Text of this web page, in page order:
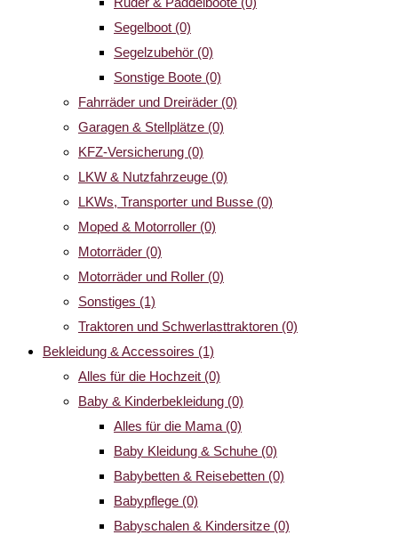
Segelboot (0)
Segelzubehör (0)
Sonstige Boote (0)
Fahrräder und Dreiräder (0)
Garagen & Stellplätze (0)
KFZ-Versicherung (0)
LKW & Nutzfahrzeuge (0)
LKWs, Transporter und Busse (0)
Moped & Motorroller (0)
Motorräder (0)
Motorräder und Roller (0)
Sonstiges (1)
Traktoren und Schwerlasttraktoren (0)
Bekleidung & Accessoires (1)
Alles für die Hochzeit (0)
Baby & Kinderbekleidung (0)
Alles für die Mama (0)
Baby Kleidung & Schuhe (0)
Babybetten & Reisebetten (0)
Babypflege (0)
Babyschalen & Kindersitze (0)